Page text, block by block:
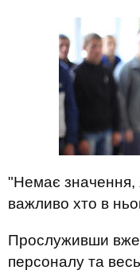
"Немає значення,
важливо хто в
Прослуживши вже
персоналу та